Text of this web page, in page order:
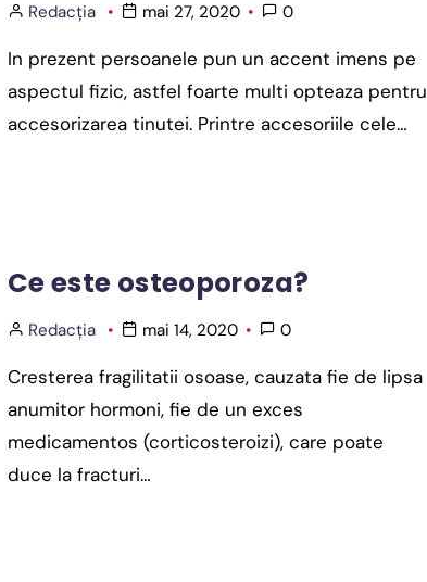
Redacția mai 27, 2020 0
In prezent persoanele pun un accent imens pe
aspectul fizic, astfel foarte multi opteaza pentru
accesorizarea tinutei. Printre accesoriile cele…
Ce este osteoporoza?
Redacția mai 14, 2020 0
Cresterea fragilitatii osoase, cauzata fie de lipsa
anumitor hormoni, fie de un exces
medicamentos (corticosteroizi), care poate
duce la fracturi…